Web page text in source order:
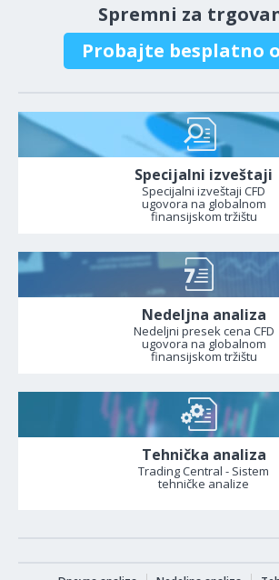
Spremni za
Probajte besplatno
Specijalni izveštaji
Specijalni izveštaji CFD
ugovora na globalnom
finansijskom tržištu
Nedeljna analiza
Nedeljni presek cena CFD
ugovora na globalnom
finansijskom tržištu
Tehnička analiza
Trading Central - Sistem
tehničke analize